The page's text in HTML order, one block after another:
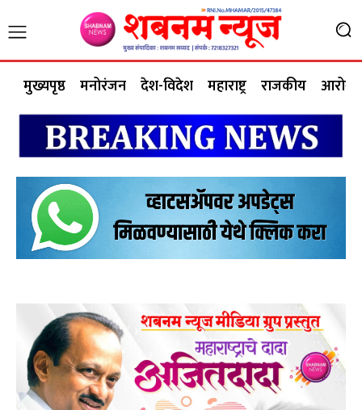
मुख्यपृष्ठ मनोरंजन देश-विदेश महाराष्ट्र राजकीय आरोग्य